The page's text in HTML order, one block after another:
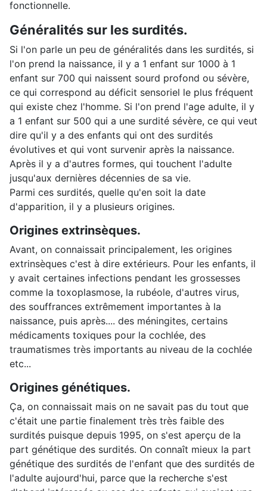
fonctionnelle.
Généralités sur les surdités.
Si l'on parle un peu de généralités dans les surdités, si
l'on prend la naissance, il y a 1 enfant sur 1000 à 1
enfant sur 700 qui naissent sourd profond ou sévère,
ce qui correspond au déficit sensoriel le plus fréquent
qui existe chez l'homme. Si l'on prend l'age adulte, il y
a 1 enfant sur 500 qui a une surdité sévère, ce qui veut
dire qu'il y a des enfants qui ont des surdités
évolutives et qui vont survenir après la naissance.
Après il y a d'autres formes, qui touchent l'adulte
jusqu'aux dernières décennies de sa vie.
Parmi ces surdités, quelle qu'en soit la date
d'apparition, il y a plusieurs origines.
Origines extrinsèques.
Avant, on connaissait principalement, les origines
extrinsèques c'est à dire extérieurs. Pour les enfants, il
y avait certaines infections pendant les grossesses
comme la toxoplasmose, la rubéole, d'autres virus,
des souffrances extrêmement importantes à la
naissance, puis après.... des méningites, certains
médicaments toxiques pour la cochlée, des
traumatismes très importants au niveau de la cochlée
etc...
Origines génétiques.
Ça, on connaissait mais on ne savait pas du tout que
c'était une partie finalement très très faible des
surdités puisque depuis 1995, on s'est aperçu de la
part génétique des surdités. On connaît mieux la part
génétique des surdités de l'enfant que des surdités de
l'adulte aujourd'hui, parce que la recherche s'est